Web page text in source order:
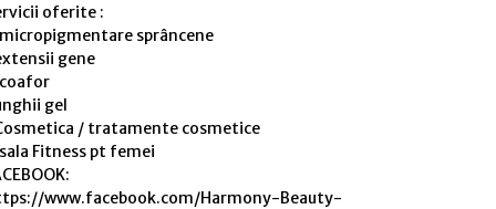
oferite :
sprâncene
gene
gel
/ tratamente cosmetice
Fitness pt femei
www.facebook.com/Harmony-Beauty-